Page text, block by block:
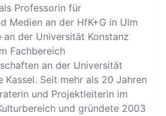
Professorin für
Medien an der HfK+G in Ulm
der Universität Konstanz
Fachbereich
an der Universität
Kassel. Seit mehr als 20 Jahren
und Projektleiterin im
und gründete 2003